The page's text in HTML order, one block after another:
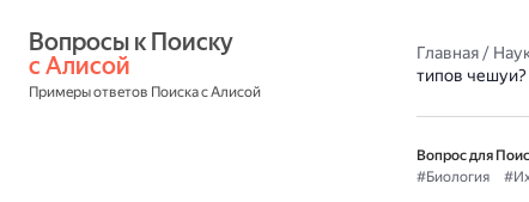
с Алисой
Примеры ответов Поиска с Алисой
Главная/
типов чешуи?
Вопрос для
#Биология